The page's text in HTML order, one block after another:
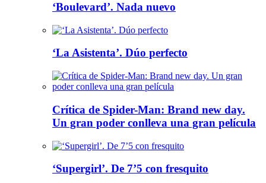
‘Boulevard’. Nada nuevo
‘La Asistenta’. Dúo perfecto
Crítica de Spider-Man: Brand new day.
Un gran poder conlleva una gran película
‘Supergirl’. De 7’5 con fresquito